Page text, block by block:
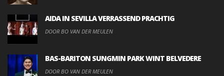
AIDA IN SEVILLA VERRASSEND PRACHTIG
DOOR BO VAN DER MEULEN
BAS-BARITON SUNGMIN PARK WINT BELVEDERE
DOOR BO VAN DER MEULEN